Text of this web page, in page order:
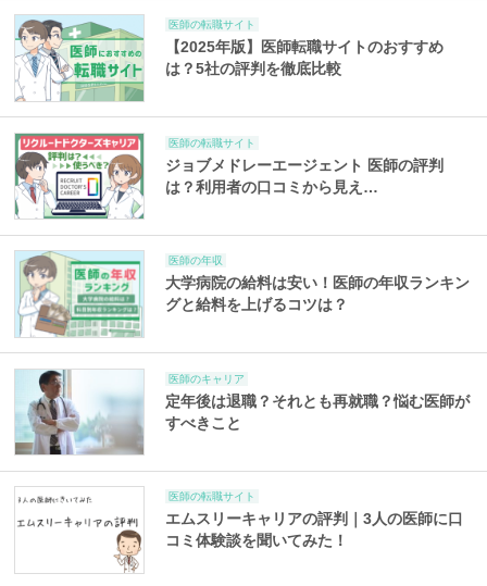
医師の転職サイト
【2025年版】医師転職サイトのおすすめ
は？5社の評判を徹底比較
医師の転職サイト
ジョブメドレーエージェント 医師の評判
は？利用者の口コミから見え…
医師の年収
大学病院の給料は安い！医師の年収ランキン
グと給料を上げるコツは？
医師のキャリア
定年後は退職？それとも再就職？悩む医師が
すべきこと
医師の転職サイト
エムスリーキャリアの評判｜3人の医師に口
コミ体験談を聞いてみた！